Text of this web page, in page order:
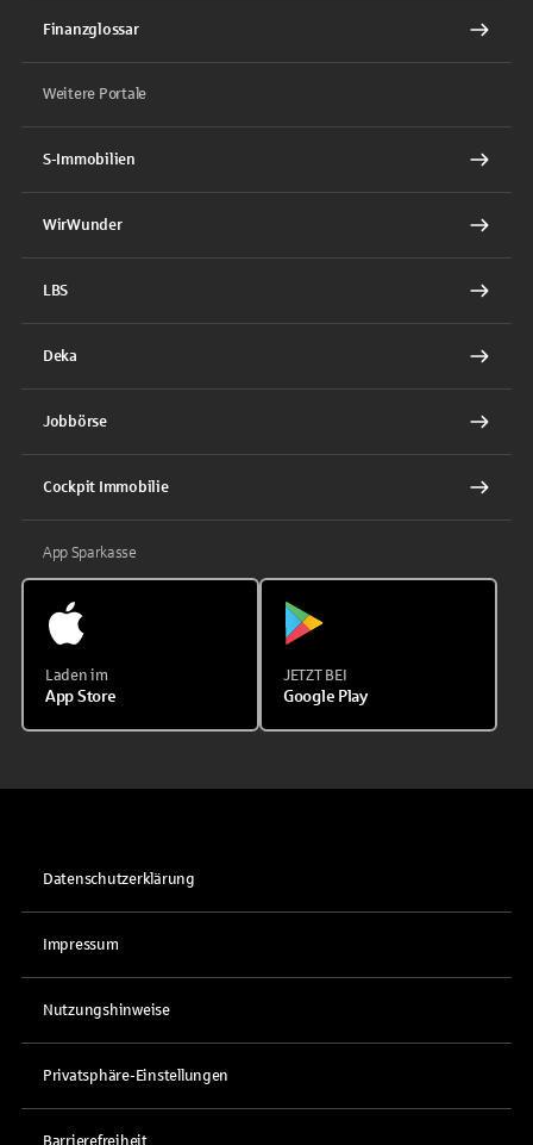
Finanzglossar
Weitere Portale
S-Immobilien
WirWunder
LBS
Deka
Jobbörse
Cockpit Immobilie
App Sparkasse
Laden im
App Store
JETZT BEI
Google Play
Datenschutzerklärung
Impressum
Nutzungshinweise
Privatsphäre-Einstellungen
Barrierefreiheit